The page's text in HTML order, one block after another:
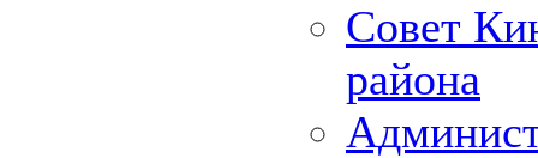
Совет
района